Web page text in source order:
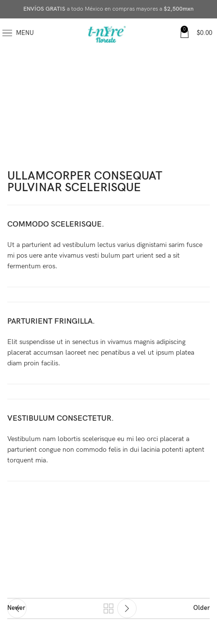
ENVÍOS GRATIS a todo México en compras mayores a $2,500mxn
MENU 0 $0.00
ULLAMCORPER CONSEQUAT
PULVINAR SCELERISQUE
COMMODO SCELERISQUE.
Ut a parturient ad vestibulum lectus varius dignistami sarim fusce
mi pos uere ante vivamus vesti bulum part urient sed a sit
fermentum eros.
PARTURIENT FRINGILLA.
Elit suspendisse ut in senectus in vivamus magnis adipiscing
placerat accumsan laoreet nec penatibus a vel ut ipsum platea
diam proin facilis.
VESTIBULUM CONSECTETUR.
Vestibulum nam lobortis scelerisque eu mi leo orci placerat a
parturient congue non commodo felis in dui lacinia potenti aptent
torquent mia.
Newer Older